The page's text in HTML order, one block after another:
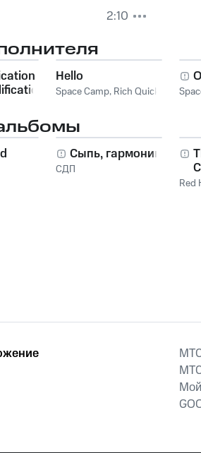
2:10
Hello
Space Camp, Rich Quick
Сыпь, гармоника!
СДП
Red